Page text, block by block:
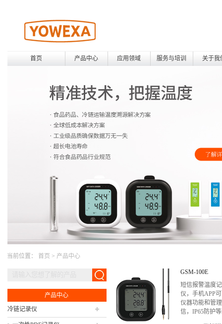
首页 产品中心 应用领域 服务与培训 关于我
当前位置： 首页 > 产品中心
产品中心
冷链记录仪
GSM-100E
短信报警温度
仪，手机APP
仪器功能和管
信，IP65防护